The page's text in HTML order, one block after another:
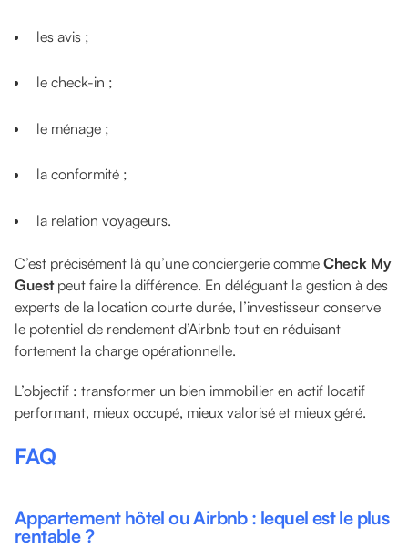
les avis ;
le check-in ;
le ménage ;
la conformité ;
la relation voyageurs.
C’est précisément là qu’une conciergerie comme Check My
Guestpeut faire la différence. En déléguant la gestion à des
experts de la location courte durée, l’investisseur conserve
le potentiel de rendement d’Airbnb tout en réduisant
fortement la charge opérationnelle.
L’objectif : transformer un bien immobilier en actif locatif
performant, mieux occupé, mieux valorisé et mieux géré.
FAQ
Appartement hôtel ou Airbnb : lequel est le plus
rentable ?